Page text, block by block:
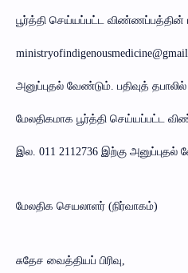
பூர்த்தி செய்யப்பட்ட
அனுப்புதல் வேண்டும். பதிவுத் தபாலில்
மேலதிகமாக பூர்த்தி செய்யப்பட்ட
இல. 011 2112736 இற்கு அனுப்புதல்
மேலதிக செயலாளர் (நிர்வாகம்)
சுதேச வைத்தியப் பிரிவு,